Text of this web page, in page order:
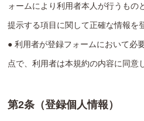
ォームにより利用者本人が行うもの
提示する項目に関して正確な情報を
● 利用者が登録フォームにおいて必
点で、利用者は本規約の内容に同意
第2条（登録個人情報）